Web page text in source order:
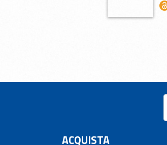
ACQUISTA